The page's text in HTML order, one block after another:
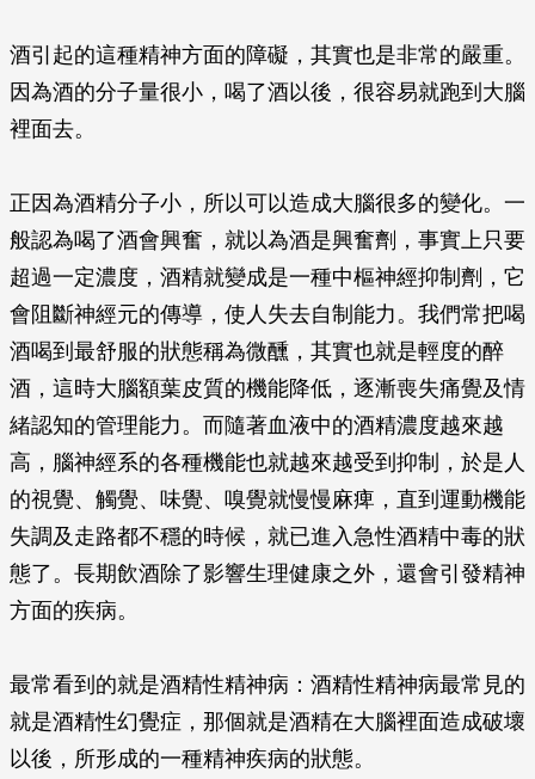
酒引起的這種精神方面的障礙，其實也是非常的嚴重。
因為酒的分子量很小，喝了酒以後，很容易就跑到大腦
裡面去。
正因為酒精分子小，所以可以造成大腦很多的變化。一
般認為喝了酒會興奮，就以為酒是興奮劑，事實上只要
超過一定濃度，酒精就變成是一種中樞神經抑制劑，它
會阻斷神經元的傳導，使人失去自制能力。我們常把喝
酒喝到最舒服的狀態稱為微醺，其實也就是輕度的醉
酒，這時大腦額葉皮質的機能降低，逐漸喪失痛覺及情
緒認知的管理能力。而隨著血液中的酒精濃度越來越
高，腦神經系的各種機能也就越來越受到抑制，於是人
的視覺、觸覺、味覺、嗅覺就慢慢麻痺，直到運動機能
失調及走路都不穩的時候，就已進入急性酒精中毒的狀
態了。長期飲酒除了影響生理健康之外，還會引發精神
方面的疾病。
最常看到的就是酒精性精神病：酒精性精神病最常見的
就是酒精性幻覺症，那個就是酒精在大腦裡面造成破壞
以後，所形成的一種精神疾病的狀態。